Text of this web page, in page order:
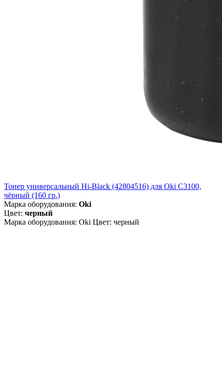
Тонер универсальный Hi-Black (42804516) для Oki С3100,
чёрный (160 гр.)
Марка оборудования: Oki
Цвет: черный
Марка оборудования: Oki Цвет: черный